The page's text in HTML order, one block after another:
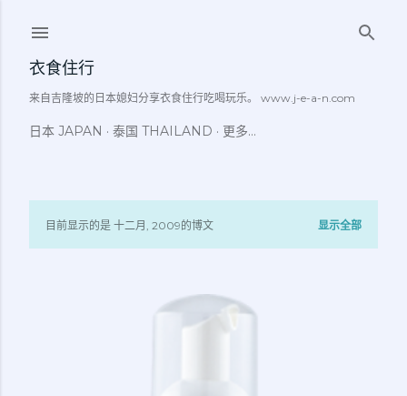
衣食住行
来自吉隆坡的日本媳妇分享衣食住行吃喝玩乐。 www.j-e-a-n.com
日本 JAPAN 泰国 THAILAND 更多…
博
目前显示的是 十二月, 2009的博文 显示全部